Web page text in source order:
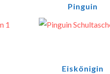
Pinguin
Eiskönigin